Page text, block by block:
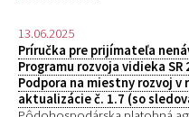
13.06.2025
Príručka pre prijímateľa
Programu rozvoja vidieka
Podpora na miestny rozvoj v
aktualizácie č. 1.7 (so